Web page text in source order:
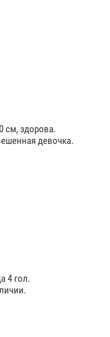
см, здорова.
девочка.
4 гол.